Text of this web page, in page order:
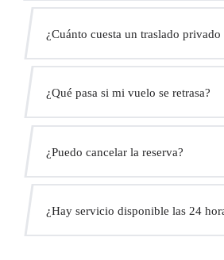
¿Cuánto cuesta un traslado privado
Usa nuestro formulario de reserva para
fijo al instante. Sin cargos ocultos.
¿Qué pasa si mi vuelo se retrasa?
conductor ajustará automáticamente la
sin coste adicional.
¿Puedo cancelar la reserva?
recogida.
¿Hay servicio disponible las 24